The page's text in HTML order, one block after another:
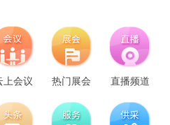
上会议 热门展会 直播频道